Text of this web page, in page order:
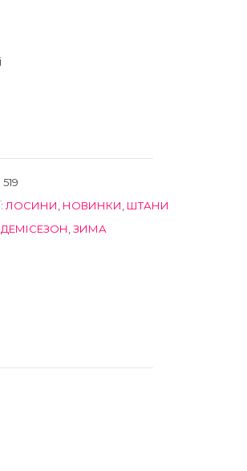
519
ЛОСИНИ НОВИНКИ ШТАНИ
ДЕМІСЕЗОН ЗИМА